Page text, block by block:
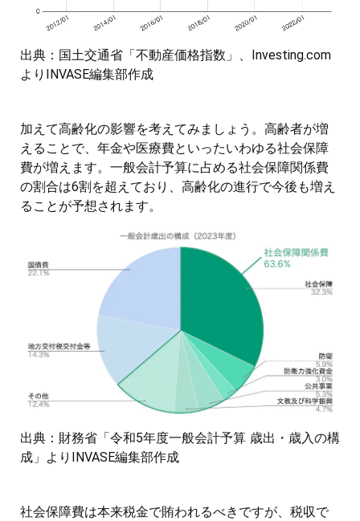
出典：国土交通省「不動産価格指数」、Investing.com
よりINVASE編集部作成
加えて高齢化の影響を考えてみましょう。高齢者が増
えることで、年金や医療費といったいわゆる社会保障
費が増えます。一般会計予算に占める社会保障関係費
の割合は6割を超えており、高齢化の進行で今後も増え
ることが予想されます。
出典：財務省「令和5年度一般会計予算 歳出・歳入の構
成」よりINVASE編集部作成
社会保障費は本来税金で賄われるべきですが、税収で